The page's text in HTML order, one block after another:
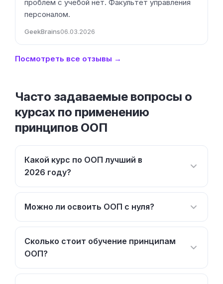
проблем с учёбой нет. Факультет управления
персоналом.
GeekBrains06.03.2026
Посмотреть все отзывы →
Часто задаваемые вопросы о
курсах по применению
принципов ООП
Какой курс по ООП лучший в
2026 году?
Можно ли освоить ООП с нуля?
Сколько стоит обучение принципам
ООП?